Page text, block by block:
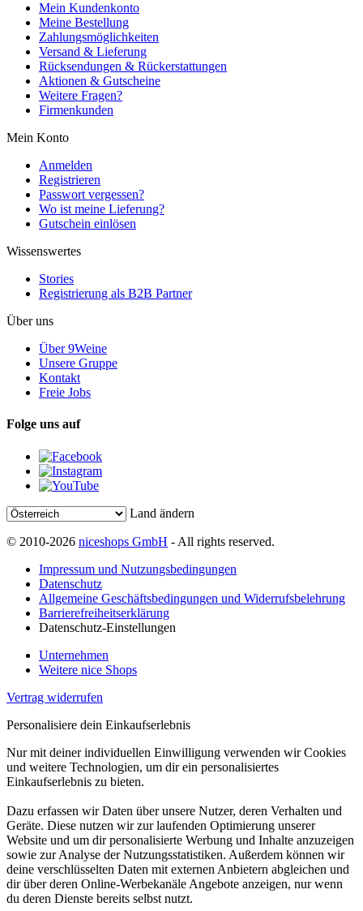
Mein Kundenkonto
Meine Bestellung
Zahlungsmöglichkeiten
Versand & Lieferung
Rücksendungen & Rückerstattungen
Aktionen & Gutscheine
Weitere Fragen?
Firmenkunden
Mein Konto
Anmelden
Registrieren
Passwort vergessen?
Wo ist meine Lieferung?
Gutschein einlösen
Wissenswertes
Stories
Registrierung als B2B Partner
Über uns
Über 9Weine
Unsere Gruppe
Kontakt
Freie Jobs
Folge uns auf
Land ändern
© 2010-2026 niceshops GmbH - All rights reserved.
Impressum und Nutzungsbedingungen
Datenschutz
Allgemeine Geschäftsbedingungen und Widerrufsbelehrung
Barrierefreiheitserklärung
Datenschutz-Einstellungen
Unternehmen
Weitere nice Shops
Vertrag widerrufen
Personalisiere dein Einkaufserlebnis
Nur mit deiner individuellen Einwilligung verwenden wir Cookies
und weitere Technologien, um dir ein personalisiertes
Einkaufserlebnis zu bieten.
Dazu erfassen wir Daten über unsere Nutzer, deren Verhalten und
Geräte. Diese nutzen wir zur laufenden Optimierung unserer
Website und um dir personalisierte Werbung und Inhalte anzuzeigen
sowie zur Analyse der Nutzungsstatistiken. Außerdem können wir
deine verschlüsselten Daten mit externen Anbietern abgleichen und
dir über deren Online-Werbekanäle Angebote anzeigen, nur wenn
du deren Dienste bereits selbst nutzt.